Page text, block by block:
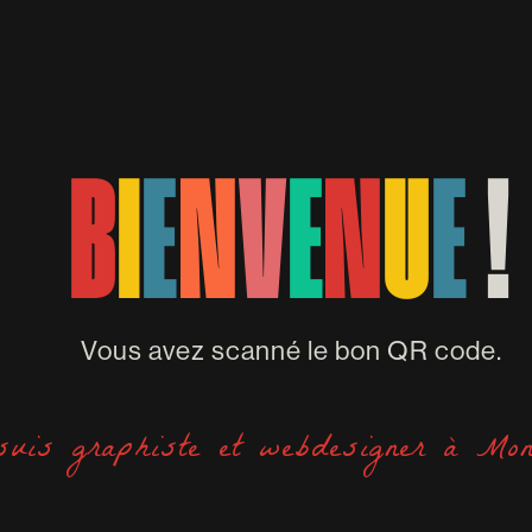
B ENVENUE!
Vous avez scanné le bon QR code.
graphiste et webdesigner à